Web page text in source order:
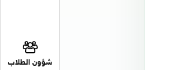
شؤون الطلاب